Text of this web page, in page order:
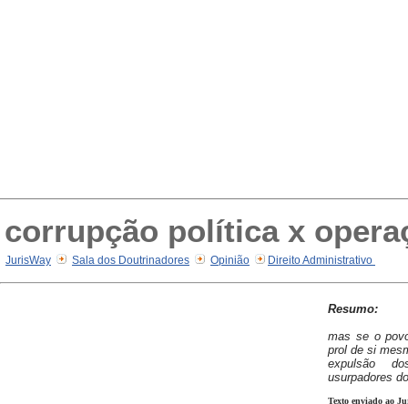
corrupção política x
JurisWay Sala dos Doutrinadores Opinião Direito Administrativo
Resumo:
mas se o
prol de si
expulsão
usurpadores
Texto enviado ao